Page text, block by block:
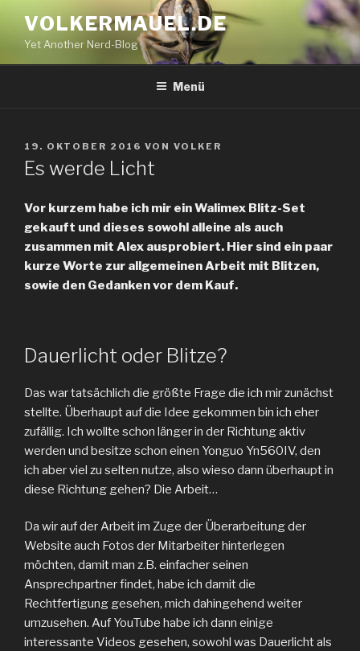
Inhalt
springen
VOLKERMAUEL.DE
Yet Another Nerd-Blog
Menü
VERÖFFENTLICHT
AM
19. OKTOBER 2016 VON VOLKER
Es werde Licht
Vor kurzem habe ich mir ein Walimex Blitz-Set
gekauft und dieses sowohl alleine als auch
zusammen mit Alex ausprobiert. Hier sind ein paar
kurze Worte zur allgemeinen Arbeit mit Blitzen,
sowie den Gedanken vor dem Kauf.
Dauerlicht oder Blitze?
Das war tatsächlich die größte Frage die ich mir zunächst
stellte. Überhaupt auf die Idee gekommen bin ich eher
zufällig. Ich wollte schon länger in der Richtung aktiv
werden und besitze schon einen Yonguo Yn560IV, den
ich aber viel zu selten nutze, also wieso dann überhaupt in
diese Richtung gehen? Die Arbeit…
Da wir auf der Arbeit im Zuge der Überarbeitung der
Website auch Fotos der Mitarbeiter hinterlegen
möchten, damit man z.B. einfacher seinen
Ansprechpartner findet, habe ich damit die
Rechtfertigung gesehen, mich dahingehend weiter
umzusehen. Auf YouTube habe ich dann einige
interessante Videos gesehen, sowohl was Dauerlicht als